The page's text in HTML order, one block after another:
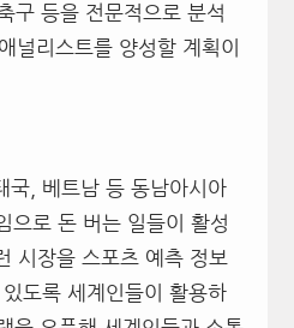
구 등을 전문적으로 분석
널리스트를 양성할 계획이
국, 베트남 등 동남아시아
으로 돈 버는 일들이 활성
시장을 스포츠 예측 정보
도록 세계인들이 활용하